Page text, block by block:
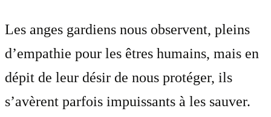
Les anges gardiens nous observent, pleins
d’empathie pour les êtres humains, mais en
dépit de leur désir de nous protéger, ils
s’avèrent parfois impuissants à les sauver.